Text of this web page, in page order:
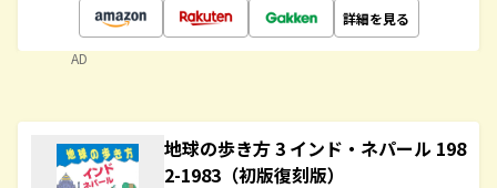
詳細を見る
AD
地球の歩き方 3 インド・ネパール 198
2-1983（初版復刻版）